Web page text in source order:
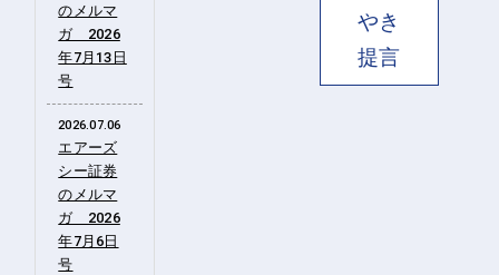
のメルマ
ガ 2026
年7月13日
号
2026.07.06
エアーズ
シー証券
のメルマ
ガ 2026
年7月6日
号
やき
提言